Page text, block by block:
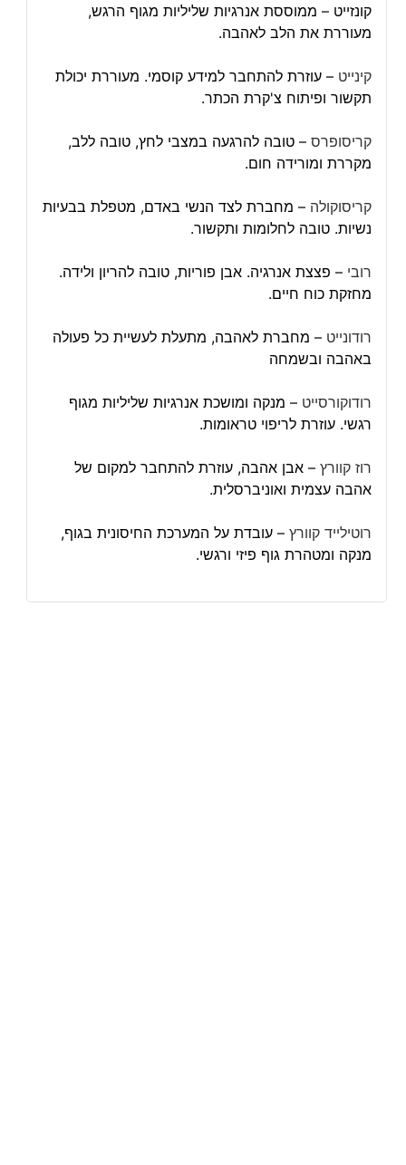
קונזייט – ממוססת אנרגיות שליליות מגוף הרגש,
מעוררת את הלב לאהבה.
קינייט – עוזרת להתחבר למידע קוסמי. מעוררת יכולת
תקשור ופיתוח צ'קרת הכתר.
קריסופרס– טובה להרגעה במצבי לחץ, טובה ללב,
מקררת ומורידה חום.
קריסוקולה – מחברת לצד הנשי באדם, מטפלת בבעיות
נשיות. טובה לחלומות ותקשור.
רובי – פצצת אנרגיה. אבן פוריות, טובה להריון ולידה.
מחזקת כוח חיים.
רודונייט – מחברת לאהבה, מתעלת לעשיית כל פעולה
באהבה ובשמחה
רודוקורסייט – מנקה ומושכת אנרגיות שליליות מגוף
רגשי. עוזרת לריפוי טראומות.
רוז קוורץ– אבן אהבה, עוזרת להתחבר למקום של
אהבה עצמית ואוניברסלית.
רוטילייד קוורץ– עובדת על המערכת החיסונית בגוף,
מנקה ומטהרת גוף פיזי ורגשי.